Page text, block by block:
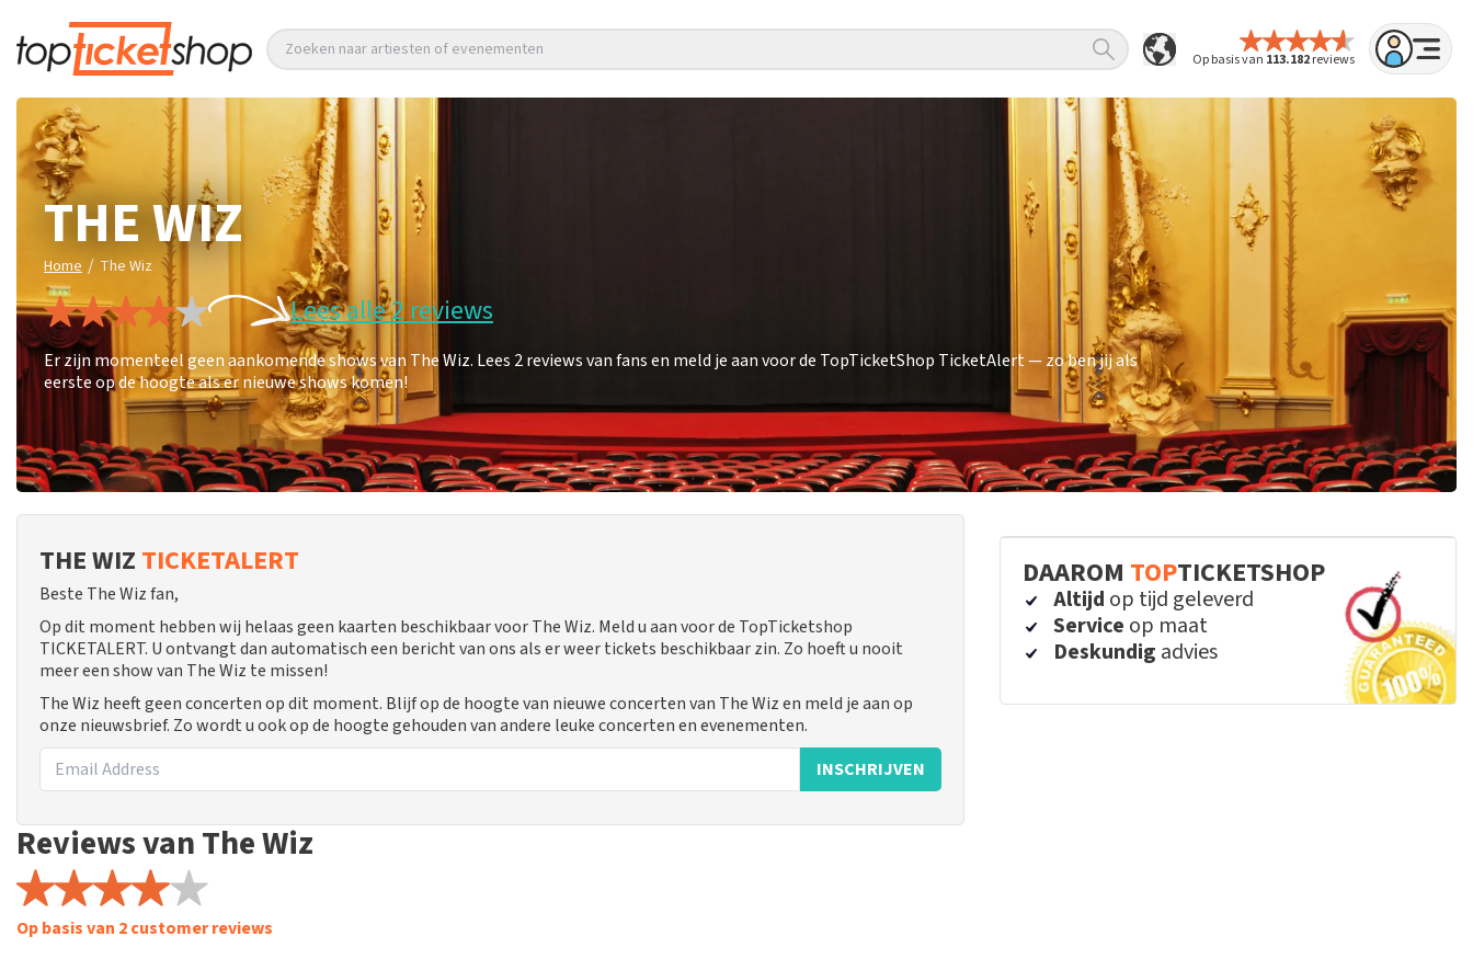
Op basis van 113.182reviews
Zoeken naar artiesten of evenementen
THE WIZ
Home / The Wiz
Lees alle 2 reviews
Er zijn momenteel geen aankomende shows van The Wiz. Lees 2 reviews van fans en meld je aan voor de TopTicketShop TicketAlert — zo ben jij als
eerste op de hoogte als er nieuwe shows komen!
THE WIZ TICKETALERT
Beste The Wiz fan,
Op dit moment hebben wij helaas geen kaarten beschikbaar voor The Wiz. Meld u aan voor de TopTicketshop
TICKETALERT. U ontvangt dan automatisch een bericht van ons als er weer tickets beschikbaar zin. Zo hoeft u nooit
meer een show van The Wiz te missen!
The Wiz heeft geen concerten op dit moment. Blijf op de hoogte van nieuwe concerten van The Wiz en meld je aan op
onze nieuwsbrief. Zo wordt u ook op de hoogte gehouden van andere leuke concerten en evenementen.
INSCHRIJVEN
Reviews van The Wiz
Op basis van 2 customer reviews
DAAROM TOPTICKETSHOP
Altijd op tijd geleverd
Service op maat
Deskundig advies